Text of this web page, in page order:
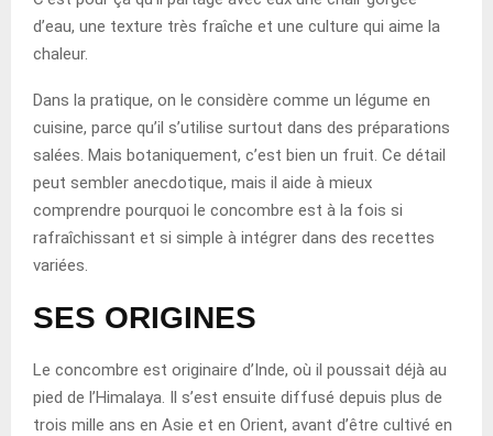
d’eau, une texture très fraîche et une culture qui aime la
chaleur.
Dans la pratique, on le considère comme un légume en
cuisine, parce qu’il s’utilise surtout dans des préparations
salées. Mais botaniquement, c’est bien un fruit. Ce détail
peut sembler anecdotique, mais il aide à mieux
comprendre pourquoi le concombre est à la fois si
rafraîchissant et si simple à intégrer dans des recettes
variées.
SES ORIGINES
Le concombre est originaire d’Inde, où il poussait déjà au
pied de l’Himalaya. Il s’est ensuite diffusé depuis plus de
trois mille ans en Asie et en Orient, avant d’être cultivé en